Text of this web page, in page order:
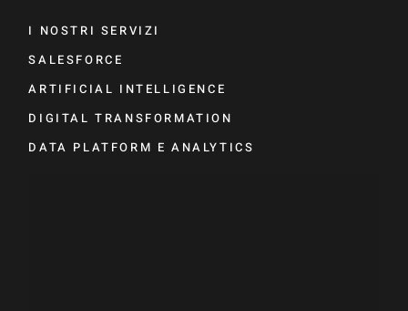
I NOSTRI SERVIZI
SALESFORCE
ARTIFICIAL INTELLIGENCE
DIGITAL TRANSFORMATION
DATA PLATFORM E ANALYTICS